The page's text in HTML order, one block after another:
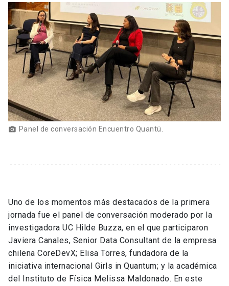
Panel de conversación Encuentro Quantü.
Uno de los momentos más destacados de la primera
jornada fue el panel de conversación moderado por la
investigadora UC Hilde Buzza, en el que participaron
Javiera Canales, Senior Data Consultant de la empresa
chilena CoreDevX; Elisa Torres, fundadora de la
iniciativa internacional Girls in Quantum; y la académica
del Instituto de Física Melissa Maldonado. En este